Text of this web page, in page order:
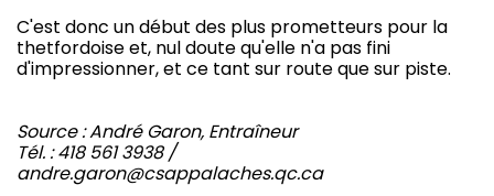
C'est donc un début des plus prometteurs pour la
thetfordoise et, nul doute qu'elle n'a pas fini
d'impressionner, et ce tant sur route que sur piste.
Source : André Garon, Entraîneur
Tél. : 418 561 3938 /
andre.garon@csappalaches.qc.ca